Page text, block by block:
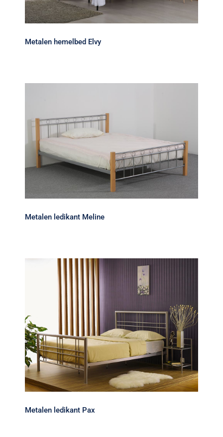
Metalen hemelbed Elvy
Metalen ledikant Meline
Metalen ledikant Meline
Metalen ledikant Pax
Metalen ledikant Pax